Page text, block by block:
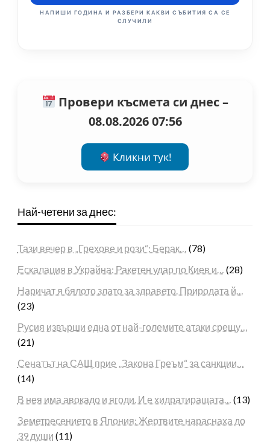
НАПИШИ ГОДИНА И РАЗБЕРИ КАКВИ СЪБИТИЯ СА СЕ
СЛУЧИЛИ
Провери късмета си днес –
08.08.2026 07:56
Кликни тук!
Най-четени за днес:
Тази вечер в „Грехове и рози“: Берак… (78)
Ескалация в Украйна: Ракетен удар по Киев и… (28)
Наричат я бялото злато за здравето. Природата й…
(23)
Русия извърши една от най-големите атаки срещу…
(21)
Сенатът на САЩ прие „Закона Греъм“ за санкции…
(14)
В нея има авокадо и ягоди. И е хидратиращата… (13)
Земетресението в Япония: Жертвите нараснаха до
39 души (11)